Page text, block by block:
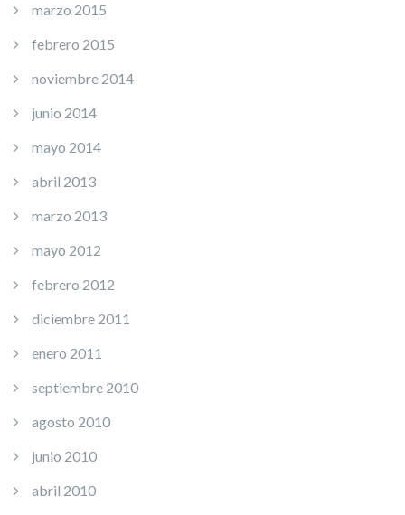
marzo 2015
febrero 2015
noviembre 2014
junio 2014
mayo 2014
abril 2013
marzo 2013
mayo 2012
febrero 2012
diciembre 2011
enero 2011
septiembre 2010
agosto 2010
junio 2010
abril 2010